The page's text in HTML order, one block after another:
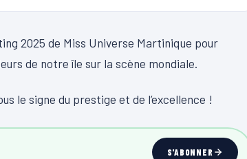
2025 de Miss Universe Martinique pour
de notre île sur la scène mondiale.
le signe du prestige et de l’excellence !
S'ABONNER